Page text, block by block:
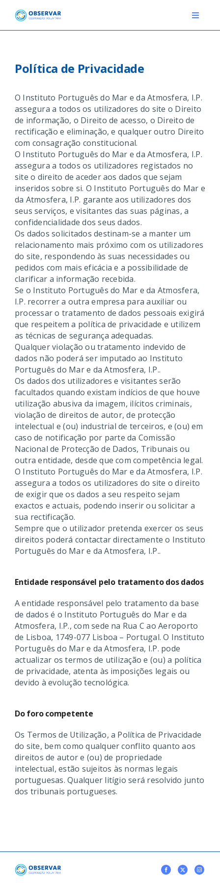
content
Toggle
EVENTOS
DEFINIÇÕES
F.A.Q.
Novo relato Login
Política de Privacidade
O Instituto Português do Mar e da Atmosfera, I.P.
assegura a todos os utilizadores do site o Direito
de informação, o Direito de acesso, o Direito de
rectificação e eliminação, e qualquer outro Direito
com consagração constitucional.
O Instituto Português do Mar e da Atmosfera, I.P.
assegura a todos os utilizadores registados no
site o direito de aceder aos dados que sejam
inseridos sobre si. O Instituto Português do Mar e
da Atmosfera, I.P. garante aos utilizadores dos
seus serviços, e visitantes das suas páginas, a
confidencialidade dos seus dados.
Os dados solicitados destinam-se a manter um
relacionamento mais próximo com os utilizadores
do site, respondendo às suas necessidades ou
pedidos com mais eficácia e a possibilidade de
clarificar a informação recebida.
Se o Instituto Português do Mar e da Atmosfera,
I.P. recorrer a outra empresa para auxiliar ou
processar o tratamento de dados pessoais exigirá
que respeitem a política de privacidade e utilizem
as técnicas de segurança adequadas.
Qualquer violação ou tratamento indevido de
dados não poderá ser imputado ao Instituto
Português do Mar e da Atmosfera, I.P..
Os dados dos utilizadores e visitantes serão
facultados quando existam indícios de que houve
utilização abusiva da imagem, ilícitos criminais,
violação de direitos de autor, de protecção
intelectual e (ou) industrial de terceiros, e (ou) em
caso de notificação por parte da Comissão
Nacional de Protecção de Dados, Tribunais ou
outra entidade, desde que com competência legal.
O Instituto Português do Mar e da Atmosfera, I.P.
assegura a todos os utilizadores do site o direito
de exigir que os dados a seu respeito sejam
exactos e actuais, podendo inserir ou solicitar a
sua rectificação.
Sempre que o utilizador pretenda exercer os seus
direitos poderá contactar directamente o Instituto
Português do Mar e da Atmosfera, I.P..
Entidade responsável pelo tratamento dos dados
A entidade responsável pelo tratamento da base
de dados é o Instituto Português do Mar e da
Atmosfera, I.P., com sede na Rua C ao Aeroporto
de Lisboa, 1749-077 Lisboa – Portugal. O Instituto
Português do Mar e da Atmosfera, I.P. pode
actualizar os termos de utilização e (ou) a política
de privacidade, atenta às imposições legais ou
devido à evolução tecnológica.
Do foro competente
Os Termos de Utilização, a Política de Privacidade
do site, bem como qualquer conflito quanto aos
direitos de autor e (ou) de propriedade
intelectual, estão sujeitos às normas legais
portuguesas. Qualquer litígio será resolvido junto
dos tribunais portugueses.